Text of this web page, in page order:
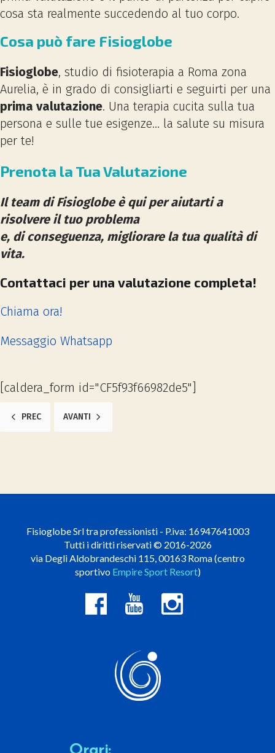
cosa sta realmente succedendo al tuo corpo.
Cosa può fare Fisioglobe
Fisioglobe, studio di fisioterapia a Roma zona
Aurelia, è in grado di consigliarti e seguirti per una
prima valutazione. Una terapia cucita sulla tua
persona e sulle tue esigenze… la salute su misura
per te!
Prenota la Tua Valutazione
Il team di Fisioglobe è qui per aiutarti a
risolvere il tuo problema
e, di conseguenza, migliorare la tua qualità di
vita.
Contattaci per una valutazione completa!
Chiama ora!
Messaggio Whatsapp
[caldera_form id="CF5f93f66982de5"]
ARTICOLO PRECEDENTE: DOLORE LOMBARE? ECCO 3 CONSIGLI PER
PREC ARTICOLO SUCCESSIVO: DOLORE AL COCCIGE: COS’È E
AVANTI
Fisioglobe Srl tra professionisti - P.iva: 16947641003
Tutti i diritti riservati © 2016-2026
via Degli Aldobrandeschi 115, 00163 Roma (centro
sportivo Empire Sport Resort)